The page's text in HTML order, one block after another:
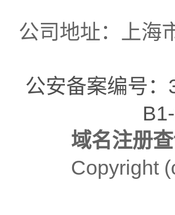
公司地址：上海
公安备案编号
域名注册
Copyright